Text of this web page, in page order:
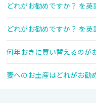
どれがお勧めですか？ を英
どれがお勧めですか？ を英
何年おきに買い替えるのが
妻へのお土産はどれがお勧